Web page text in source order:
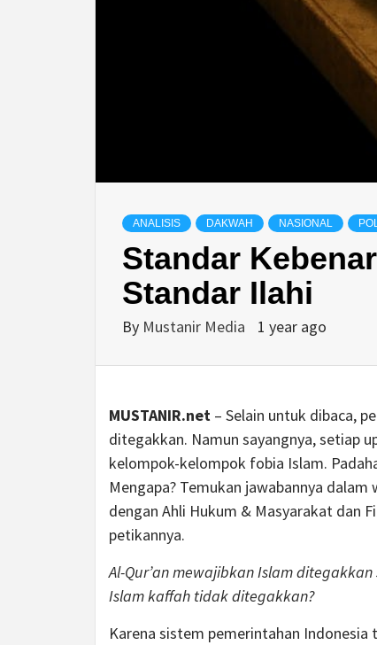
ANALISIS DAKWAH NASIONAL
Standar
Standar Ilahi
By Mustanir Media 1 year ago
MUSTANIR.net – Selain untuk dibaca,
ditegakkan. Namun sayangnya, setiap
kelompok-kelompok fobia Islam.
Mengapa? Temukan jawabannya
dengan Ahli Hukum & Masyarakat dan
petikannya.
Al-Qur’an mewajibkan Islam
Islam kaffah tidak ditegakkan?
Karena sistem pemerintahan